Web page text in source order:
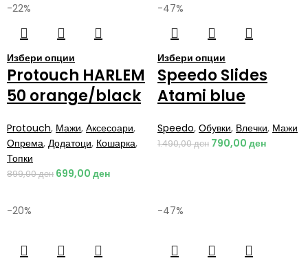
-22%
Избери опции
Protouch HARLEM
50 orange/black
Protouch, Мажи, Аксесоари,
Опрема, Додатоци, Кошарка,
Топки
899,00ден 699,00 ден
-47%
Избери опции
Speedo Slides
Atami blue
Speedo, Обувки, Влечки, Мажи
1.490,00ден 790,00 ден
-20% -47%